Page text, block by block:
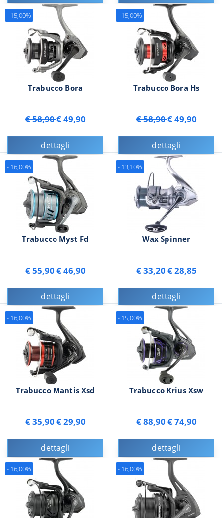
Trabucco Bora
€ 58,90€ 49,90
dettagli
- 15,00%
Trabucco Bora Hs
€ 58,90€ 49,90
dettagli
- 15,00%
Trabucco Myst Fd
€ 55,90€ 46,90
dettagli
- 16,00%
Wax Spinner
€ 33,20€ 28,85
dettagli
- 13,10%
Trabucco Mantis Xsd
€ 35,90€ 29,90
dettagli
- 16,00%
Trabucco Krius Xsw
€ 88,90€ 74,90
dettagli
- 15,00%
- 16,00% - 16,00%